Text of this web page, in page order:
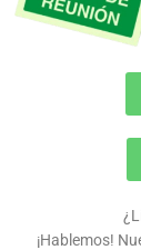
¡Hablemos!